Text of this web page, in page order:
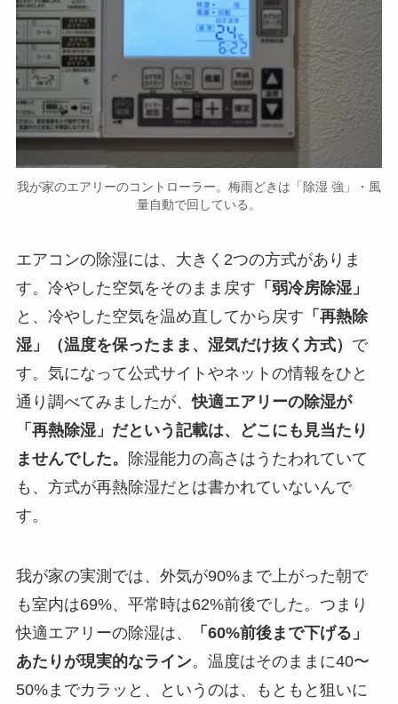
我が家のエアリーのコントローラー。梅雨どきは「除湿 強」・風
量自動で回している。
エアコンの除湿には、大きく2つの方式がありま
す。冷やした空気をそのまま戻す 「弱冷房除湿」
と、冷やした空気を温め直してから戻す 「再熱除
湿」（温度を保ったまま、湿気だけ抜く方式） で
す。気になって公式サイトやネットの情報をひと
通り調べてみましたが、快適エアリーの除湿が
「再熱除湿」だという記載は、どこにも見当たり
ませんでした。
除湿能力の高さはうたわれていて
も、方式が再熱除湿だとは書かれていないんで
す。
我が家の実測では、外気が90%まで上がった朝で
も室内は69%、平常時は62%前後でした。つまり
快適エアリーの除湿は、
「60%前後まで下げる」
あたりが現実的なライン。温度はそのままに40〜
50%までカラッと、というのは、もともと狙いに